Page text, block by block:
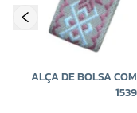
ALÇA DE BOLSA